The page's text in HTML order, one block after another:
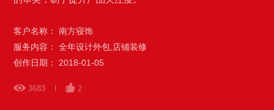
客户名称： 南方寝饰
服务内容： 全年设计外包,店铺装修
创作日期： 2018-01-05
3683 2